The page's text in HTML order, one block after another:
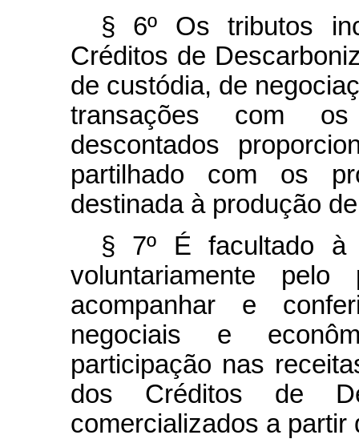
§ 6º Os tributos
Créditos de
de custódia, de
transações com
descontados
partilhado com os
destinada à produção
§ 7º É facultado à
voluntariamente pelo
acompanhar e
negociais e
participação nas
dos Créditos de
comercializados a partir